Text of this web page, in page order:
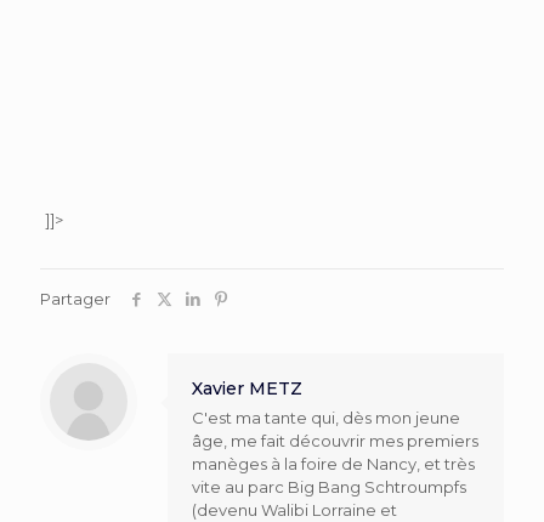
]]>
Partager
Xavier METZ
C'est ma tante qui, dès mon jeune
âge, me fait découvrir mes premiers
manèges à la foire de Nancy, et très
vite au parc Big Bang Schtroumpfs
(devenu Walibi Lorraine et